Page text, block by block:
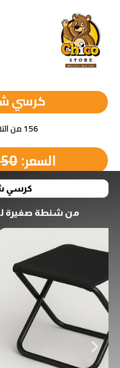
كرسي
156 من التقييمات
السعر:
كرسي
من شنطة صغيرة